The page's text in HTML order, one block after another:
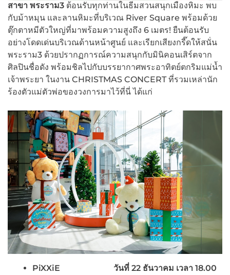
สาขา พระราม3 ต้อนรับทุกท่านในธีมสวนสนุกเมืองหิมะ พบ
กับม้าหมุน และลานหิมะที่บริเวณ River Square พร้อมด้วย
ตุ๊กตาหมีตัวใหญ่ที่มาพร้อมความสูงถึง 6 เมตร! ยืนต้อนรับ
อย่างโดดเด่นบริเวณด้านหน้าศูนย์ และเรียกเสียงกรี๊ดให้สนั่น
พระราม3 ด้วยปรากฏการณ์ความสนุกกับมินิคอนเสิร์ตจาก
ศิลปินชื่อดัง พร้อมชิลไปกับบรรยากาศพระอาทิตย์ตกริมแม่น้ำ
เจ้าพระยา ในงาน CHRISTMAS CONCERT ที่รวมเหล่านัก
ร้องตัวแม่ตัวพ่อของวงการมาไว้ที่นี่ ได้แก่
PiXXiE วันที่ 22 ธันวาคม เวลา 18.00